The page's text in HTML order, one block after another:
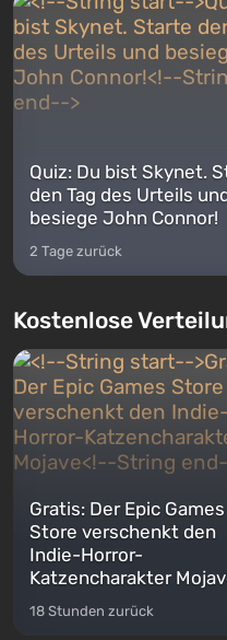
Quiz: Du bist Skynet.
den Tag des Urteils
besiege John Connor!
2 Tage zurück
Kostenlose
Gratis: Der Epic Games
Store verschenkt den
Indie-Horror-
Katzencharakter
18 Stunden zurück